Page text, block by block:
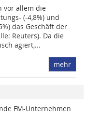
vor allem die
(-4,8%) und
das Geschäft der
Reuters). Da die
agiert,...
mehr
FM-Unternehmen